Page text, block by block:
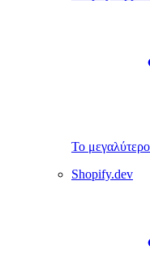
Το
Shopify.dev